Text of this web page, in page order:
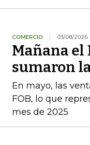
COMERCIO 03/08/2026
Mañana el
sumaron
En mayo, las
FOB, lo que
mes de 2025